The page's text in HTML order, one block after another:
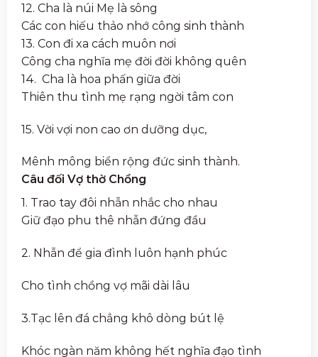
12. Cha là núi Mẹ là sông
Các con hiếu thảo nhớ công sinh thành
13. Con đi xa cách muôn nơi
Công cha nghĩa mẹ đời đời không quên
14. Cha là hoa phấn giữa đời
Thiên thu tình mẹ rạng ngời tâm con
15. Vời vợi non cao ơn dưỡng dục,
Mênh mông biển rộng đức sinh thành.
Câu đối Vợ thờ Chồng
1. Trao tay đôi nhẫn nhắc cho nhau
Giữ đạo phu thê nhẫn đứng đầu
2. Nhẫn để gia đình luôn hạnh phúc
Cho tình chồng vợ mãi dài lâu
3.Tạc lên đá chẳng khô dòng bút lệ
Khóc ngàn năm không hết nghĩa đạo tình